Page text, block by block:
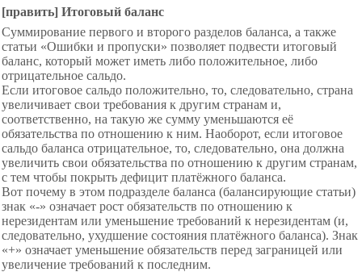
[править] Итоговый баланс
Суммирование первого и второго разделов баланса, а также
статьи «Ошибки и пропуски» позволяет подвести итоговый
баланс, который может иметь либо положительное, либо
отрицательное сальдо.
Если итоговое сальдо положительно, то, следовательно, страна
увеличивает свои требования к другим странам и,
соответственно, на такую же сумму уменьшаются её
обязательства по отношению к ним. Наоборот, если итоговое
сальдо баланса отрицательное, то, следовательно, она должна
увеличить свои обязательства по отношению к другим странам,
с тем чтобы покрыть дефицит платёжного баланса.
Вот почему в этом подразделе баланса (балансирующие статьи)
знак «-» означает рост обязательств по отношению к
нерезидентам или уменьшение требований к нерезидентам (и,
следовательно, ухудшение состояния платёжного баланса). Знак
«+» означает уменьшение обязательств перед заграницей или
увеличение требований к последним.